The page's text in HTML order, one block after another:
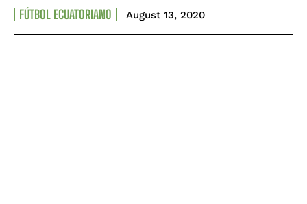
FÚTBOL ECUATORIANO August 13, 2020